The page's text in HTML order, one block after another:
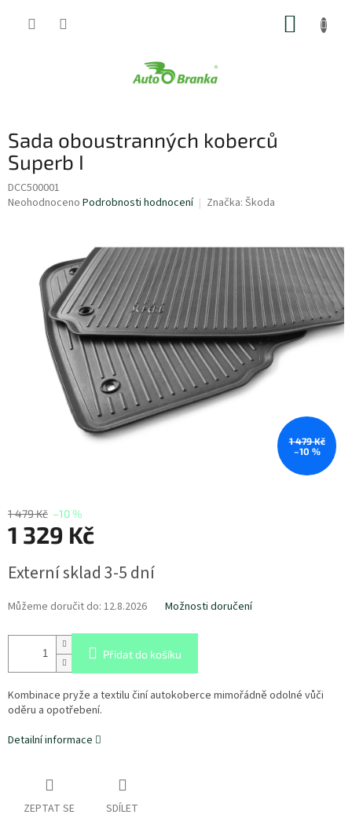
Sada oboustranných koberců
Superb I
DCC500001
Průměrné
hvězdiček.
Neohodnoceno Podrobnosti hodnocení Značka: Škoda
1 479 Kč
–10 %
1 479 Kč –10 %
1 329 Kč
cena:
Externí sklad 3-5 dní
Můžeme doručit do: 12.8.2026 Možnosti doručení
Přidat do košíku
Kombinace pryže a textilu činí autokoberce mimořádně odolné vůči
oděru a opotřebení.
Detailní informace
ZEPTAT SE SDÍLET